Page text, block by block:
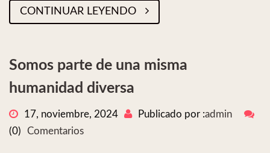
CONTINUAR LEYENDO
Somos parte de una misma
humanidad diversa
17, noviembre, 2024 Publicado por :admin
(0)
Comentarios